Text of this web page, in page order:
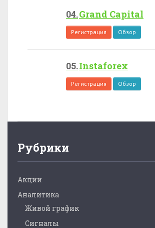
Grand Capital
Регистрация Обзор
Instaforex
Регистрация Обзор
Рубрики
Акции
Аналитика
Живой график
Сигналы